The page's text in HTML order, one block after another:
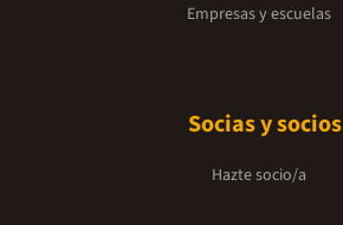
Empresas y escuelas
Socias y socios
Hazte socio/a